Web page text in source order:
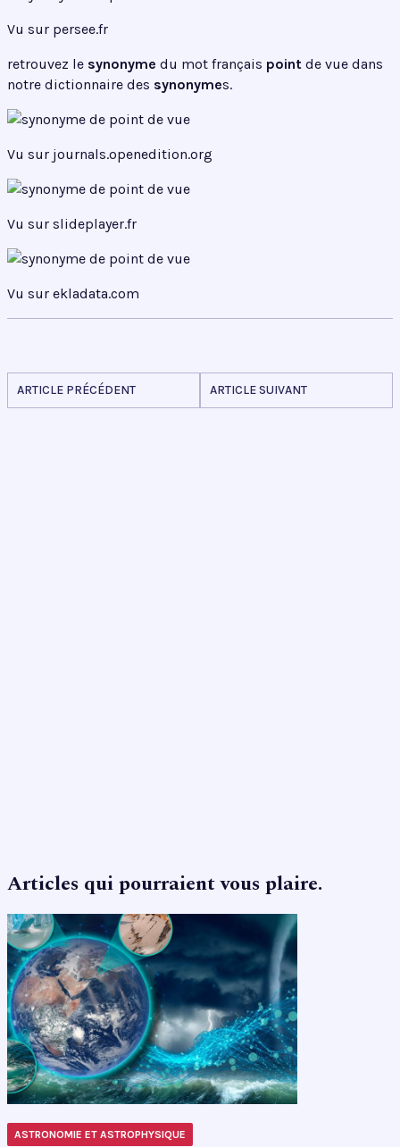
Vu sur persee.fr
retrouvez le synonyme du mot français point de vue dans
notre dictionnaire des synonymes.
Vu sur journals.openedition.org
Vu sur slideplayer.fr
Vu sur ekladata.com
ARTICLE PRÉCÉDENT ARTICLE SUIVANT
Articles qui pourraient vous plaire.
ASTRONOMIE ET ASTROPHYSIQUE